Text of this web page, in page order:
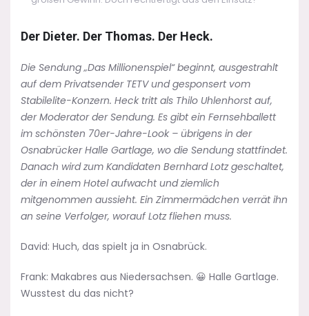
Der Dieter. Der Thomas. Der Heck.
Die Sendung „Das Millionenspiel“ beginnt, ausgestrahlt
auf dem Privatsender TETV und gesponsert vom
Stabilelite-Konzern. Heck tritt als Thilo Uhlenhorst auf,
der Moderator der Sendung. Es gibt ein Fernsehballett
im schönsten 70er-Jahre-Look – übrigens in der
Osnabrücker Halle Gartlage, wo die Sendung stattfindet.
Danach wird zum Kandidaten Bernhard Lotz geschaltet,
der in einem Hotel aufwacht und ziemlich
mitgenommen aussieht. Ein Zimmermädchen verrät ihn
an seine Verfolger, worauf Lotz fliehen muss.
David: Huch, das spielt ja in Osnabrück.
Frank: Makabres aus Niedersachsen. 😀 Halle Gartlage.
Wusstest du das nicht?